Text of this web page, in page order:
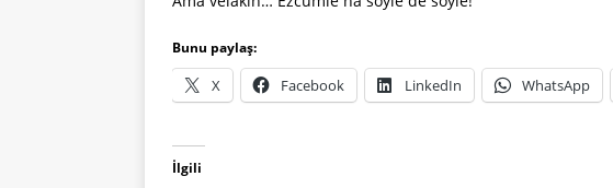
Bunu paylaş:
X Facebook LinkedIn WhatsApp
İlgili